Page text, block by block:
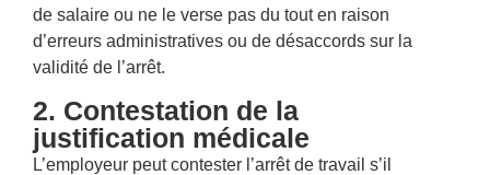
de salaire ou ne le verse pas du tout en raison
d’erreurs administratives ou de désaccords sur la
validité de l’arrêt.
2. Contestation de la
justification médicale
L’employeur peut contester l’arrêt de travail s’il